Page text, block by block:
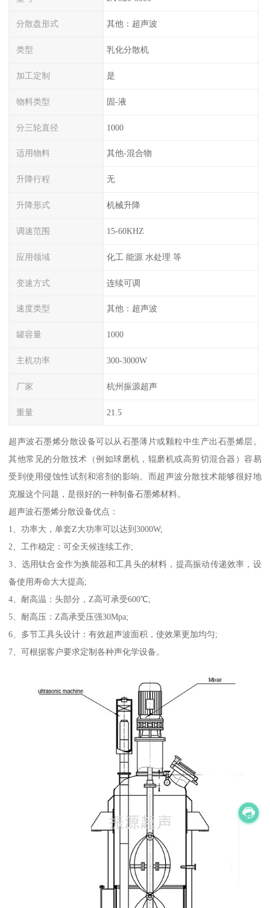
分散盘形式 其他：超声波
类型 乳化分散机
加工定制 是
物料类型 固-液
分三轮直径 1000
适用物料 其他-混合物
升降行程 无
升降形式 机械升降
调速范围 15-60KHZ
应用领域 化工 能源 水处理 等
变速方式 连续可调
速度类型 其他：超声波
罐容量 1000
主机功率 300-3000W
厂家 杭州振源超声
重量 21.5
超声波石墨烯分散设备可以从石墨薄片或颗粒中生产出石墨烯层。
其他常见的分散技术（例如球磨机，辊磨机或高剪切混合器）容易
受到使用侵蚀性试剂和溶剂的影响。而超声波分散技术能够很好地
克服这个问题，是很好的一种制备石墨烯材料。
超声波石墨烯分散设备优点：
1、功率大，单套Z大功率可以达到3000W;
2、工作稳定：可全天候连续工作;
3、选用钛合金作为换能器和工具头的材料，提高振动传递效率，设
备使用寿命大大提高;
4、耐高温：头部分，Z高可承受600℃;
5、耐高压：Z高承受压强30Mpa;
6、多节工具头设计：有效超声波面积，使效果更加均匀;
7、可根据客户要求定制各种声化学设备。